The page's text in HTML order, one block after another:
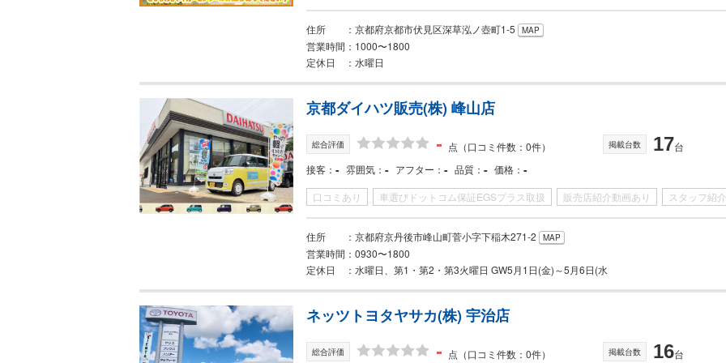
住所 京都府京都市伏見区深草泓ノ壺町1-5 MAP
営業時間
1000〜1800
定休日
水曜日
京都ダイハツ販売(株) 峰山店
総合評価 - 点 （口コミ件数：0件）
接客
- 雰囲気 - アフター - 品質 - 価格 -
掲載台数 17台
口コミあり 車選びドットコム保証EGSプラス取扱 販売店紹介動画あり スタッフ紹
住所 京都府京丹後市峰山町菅小字下稲木271-2 MAP
営業時間
0930〜1800
定休日
水曜日、第1・第2・第3火曜日 GW5月1日(金)～5月6日(水
ネッツトヨタヤサカ(株) 宇治店
総合評価 - 点 （口コミ件数：0件） 掲載台数 16台